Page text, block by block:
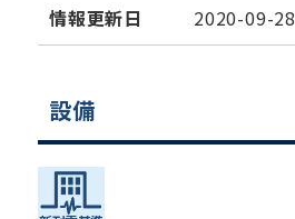
情報更新日 2020-09-28
設備